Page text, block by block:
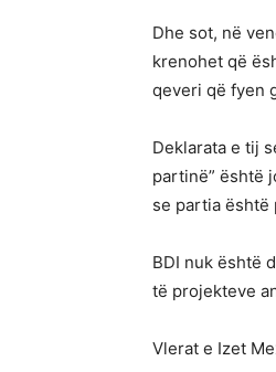
Dhe sot, në
krenohet që
qeveri që fyen
Deklarata e tij
partinë” është
se partia është
BDI nuk është
të projekteve
Vlerat e Izet